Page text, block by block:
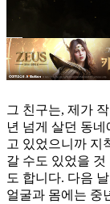
그 친구는, 제가
년 넘게 살던 동
고 있었으니까 지
갈 수도 있었을 것
도 합니다. 다음
얼굴과 몸에는 중